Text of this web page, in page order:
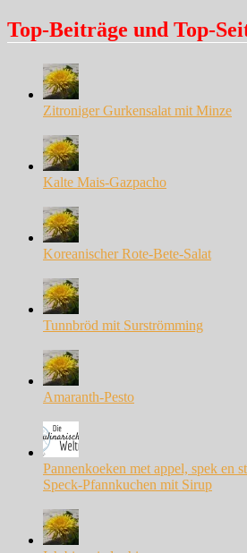
Top-Beiträge und Top-
Zitroniger Gurkensalat mit Minze
Kalte Mais-Gazpacho
Koreanischer Rote-Bete-Salat
Tunnbröd mit Surströmming
Amaranth-Pesto
Pannenkoeken met appel, spek en
Speck-Pfannkuchen mit Sirup